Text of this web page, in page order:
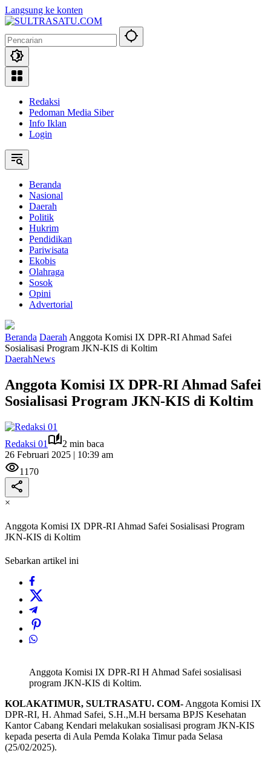
Langsung ke konten
Redaksi
Pedoman Media Siber
Info Iklan
Login
Beranda
Nasional
Daerah
Politik
Hukrim
Pendidikan
Pariwisata
Ekobis
Olahraga
Sosok
Opini
Advertorial
Beranda Daerah Anggota Komisi IX DPR-RI Ahmad Safei
Sosialisasi Program JKN-KIS di Koltim
DaerahNews
Anggota Komisi IX DPR-RI Ahmad Safei
Sosialisasi Program JKN-KIS di Koltim
Redaksi 01
2 min baca
26 Februari 2025 | 10:39 am
1170
×
Anggota Komisi IX DPR-RI Ahmad Safei Sosialisasi Program
JKN-KIS di Koltim
Sebarkan artikel ini
Anggota Komisi IX DPR-RI H Ahmad Safei sosialisasi
program JKN-KIS di Koltim.
KOLAKATIMUR, SULTRASATU. COM- Anggota Komisi IX
DPR-RI, H. Ahmad Safei, S.H.,M.H bersama BPJS Kesehatan
Kantor Cabang Kendari melakukan sosialisasi program JKN-KIS
kepada peserta di Aula Pemda Kolaka Timur pada Selasa
(25/02/2025).